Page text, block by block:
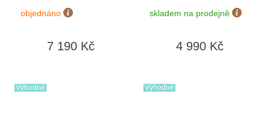
Silicone Band 010-
02891-00
objednáno
7 190 Kč
+ možnost výměny
do 90 dní
skladem na prodejně
4 990 Kč
Výhodné Výhodné